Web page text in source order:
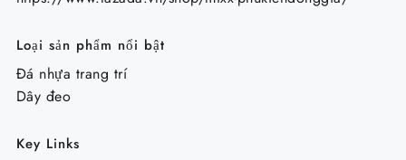
Loại sản phẩm nổi bật
Đá nhựa trang trí
Dây đeo
Key Links